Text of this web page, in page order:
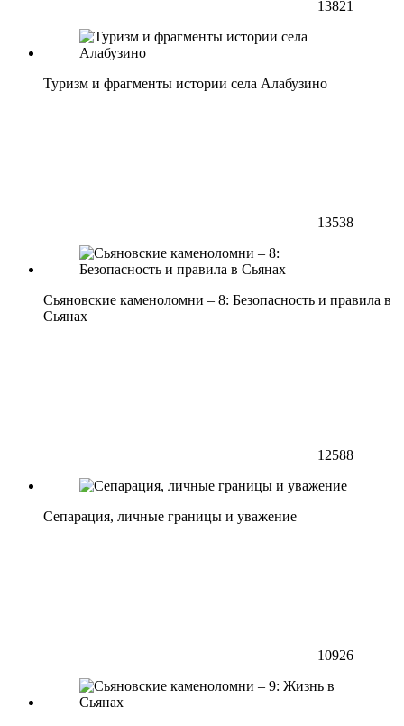
13821
Туризм и фрагменты истории села Алабузино
13538
Сьяновские каменоломни – 8: Безопасность и правила в
Сьянах
12588
Сепарация, личные границы и уважение
10926